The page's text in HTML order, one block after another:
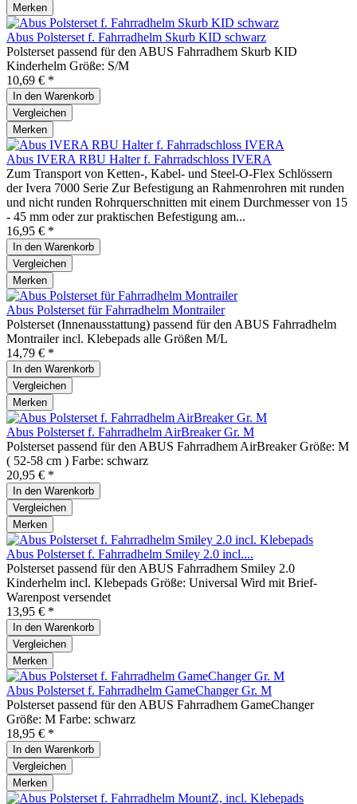
Merken
Abus Polsterset f. Fahrradhelm Skurb KID schwarz
Polsterset passend für den ABUS Fahrradhem Skurb KID
Kinderhelm Größe: S/M
10,69 € *
In den Warenkorb
Vergleichen
Merken
Abus IVERA RBU Halter f. Fahrradschloss IVERA
Zum Transport von Ketten-, Kabel- und Steel-O-Flex Schlössern
der Ivera 7000 Serie Zur Befestigung an Rahmenrohren mit runden
und nicht runden Rohrquerschnitten mit einem Durchmesser von 15
- 45 mm oder zur praktischen Befestigung am...
16,95 € *
In den Warenkorb
Vergleichen
Merken
Abus Polsterset für Fahrradhelm Montrailer
Polsterset (Innenausstattung) passend für den ABUS Fahrradhelm
Montrailer incl. Klebepads alle Größen M/L
14,79 € *
In den Warenkorb
Vergleichen
Merken
Abus Polsterset f. Fahrradhelm AirBreaker Gr. M
Polsterset passend für den ABUS Fahrradhem AirBreaker Größe: M
( 52-58 cm ) Farbe: schwarz
20,95 € *
In den Warenkorb
Vergleichen
Merken
Abus Polsterset f. Fahrradhelm Smiley 2.0 incl....
Polsterset passend für den ABUS Fahrradhem Smiley 2.0
Kinderhelm incl. Klebepads Größe: Universal Wird mit Brief-
Warenpost versendet
13,95 € *
In den Warenkorb
Vergleichen
Merken
Abus Polsterset f. Fahrradhelm GameChanger Gr. M
Polsterset passend für den ABUS Fahrradhem GameChanger
Größe: M Farbe: schwarz
18,95 € *
In den Warenkorb
Vergleichen
Merken